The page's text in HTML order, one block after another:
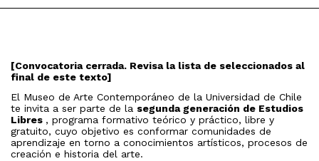
[Convocatoria cerrada. Revisa la lista de seleccionados al
final de este texto]
El Museo de Arte Contemporáneo de la Universidad de Chile
te invita a ser parte de la segunda generación de Estudios
Libres , programa formativo teórico y práctico, libre y
gratuito, cuyo objetivo es conformar comunidades de
aprendizaje en torno a conocimientos artísticos, procesos de
creación e historia del arte.